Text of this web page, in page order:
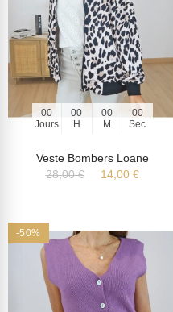
00
Jours
00
H
00
M
00
Sec
Veste Bombers Loane
28,00 €
14,00 €
-50%